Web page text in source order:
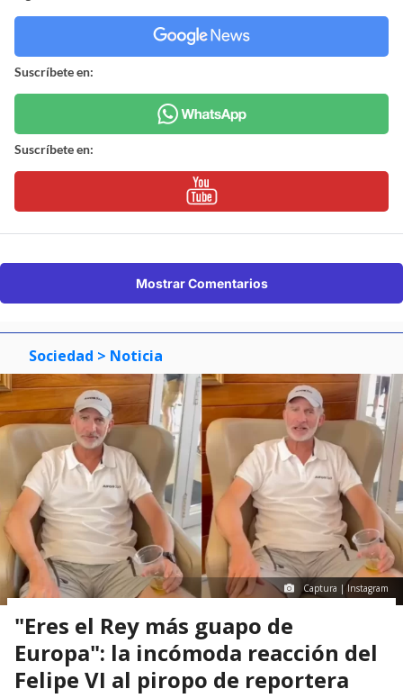
Suscríbete en:
Suscríbete en:
Mostrar Comentarios
Sociedad > Noticia
Captura | Instagram
"Eres el Rey más guapo de
Europa": la incómoda reacción del
Felipe VI al piropo de reportera